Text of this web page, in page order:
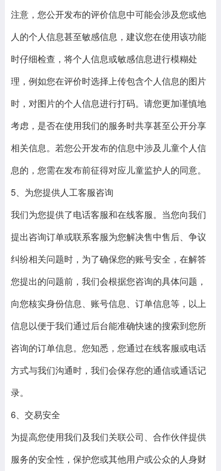
注意，您公开发布的评价信息中可能会涉及您或他
人的个人信息甚至敏感信息，建议您在使用该功能
时仔细检查，将个人信息或敏感信息进行模糊处
理，例如您在评价时选择上传包含个人信息的图片
时，对图片的个人信息进行打码。请您更加谨慎地
考虑，是否在使用我们的服务时共享甚至公开分享
相关信息。若您公开发布的信息中涉及儿童个人信
息的，您需在发布前征得对应儿童监护人的同意。
5、为您提供人工客服咨询
我们为您提供了电话客服和在线客服。当您向我们
提出咨询订单或联系客服为您解决售中售后、争议
纠纷相关问题时，为了确保您的账号安全，在解答
您提出的问题前，我们会根据您咨询的具体问题，
向您核实身份信息、账号信息、订单信息等，以上
信息以便于我们通过后台能准确快速的搜索到您所
咨询的订单信息。您知悉，您通过在线客服或电话
方式与我们沟通时，我们会保存您的通信或通话记
录。
6、交易安全
为提高您使用我们及我们关联公司、合作伙伴提供
服务的安全性，保护您或其他用户或公众的人身财